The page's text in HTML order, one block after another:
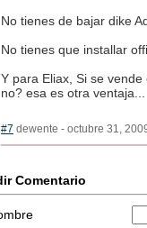
No tienes de bajar dike
No tienes que installar
Y para Eliax, Si se
no? esa es otra ventaja...
#7 dewente - octubre 31,
Comentario